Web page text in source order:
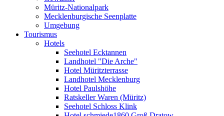
Müritz-Nationalpark
Mecklenburgische Seenplatte
Umgebung
Tourismus
Hotels
Seehotel Ecktannen
Landhotel "Die Arche"
Hotel Müritzterrasse
Landhotel Mecklenburg
Hotel Paulshöhe
Ratskeller Waren (Müritz)
Seehotel Schloss Klink